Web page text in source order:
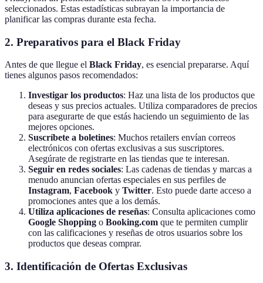
seleccionados. Estas estadísticas subrayan la importancia de
planificar las compras durante esta fecha.
2. Preparativos para el Black Friday
Antes de que llegue el Black Friday, es esencial prepararse. Aquí
tienes algunos pasos recomendados:
Investigar los productos: Haz una lista de los productos que
deseas y sus precios actuales. Utiliza comparadores de precios
para asegurarte de que estás haciendo un seguimiento de las
mejores opciones.
Suscríbete a boletines: Muchos retailers envían correos
electrónicos con ofertas exclusivas a sus suscriptores.
Asegúrate de registrarte en las tiendas que te interesan.
Seguir en redes sociales: Las cadenas de tiendas y marcas a
menudo anuncian ofertas especiales en sus perfiles de
Instagram, Facebook y Twitter. Esto puede darte acceso a
promociones antes que a los demás.
Utiliza aplicaciones de reseñas: Consulta aplicaciones como
Google Shopping o Booking.com que te permiten cumplir
con las calificaciones y reseñas de otros usuarios sobre los
productos que deseas comprar.
3. Identificación de Ofertas Exclusivas